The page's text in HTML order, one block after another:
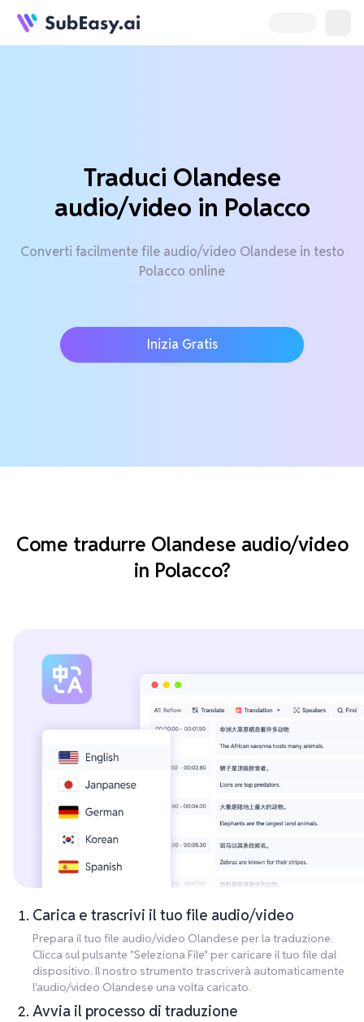
Traduci Olandese
audio/video in Polacco
Converti facilmente file audio/video Olandese in testo
Polacco online
Inizia Gratis
Come tradurre Olandese audio/video
in Polacco?
Carica e trascrivi il tuo file audio/video
Prepara il tuo file audio/video Olandese per la traduzione.
Clicca sul pulsante "Seleziona File" per caricare il tuo file dal
dispositivo. Il nostro strumento trascriverà automaticamente
l'audio/video Olandese una volta caricato.
Avvia il processo di traduzione